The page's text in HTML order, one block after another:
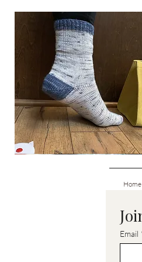
Aperçu rapide
Basic
Home
Email